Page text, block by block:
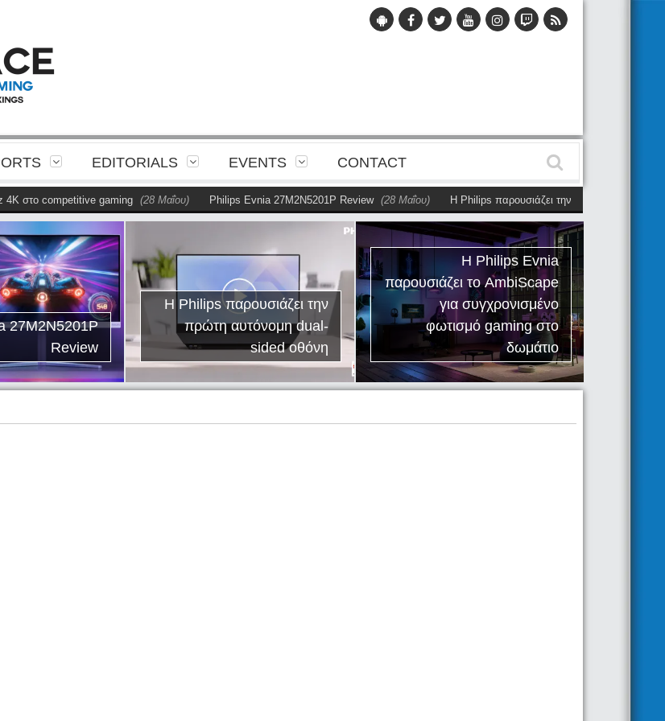
EDITORIALS EVENTS CONTACT
στο competitive gaming (28 Μαΐου) Philips Evnia 27M2N5201P Review (28 Μαΐου) Η Philips παρουσιάζει την πρώτη αυτόνομη
Review
Η Philips παρουσιάζει την
πρώτη αυτόνομη dual-
sided οθόνη
Η Philips Evnia
παρουσιάζει το AmbiScape
για συγχρονισμένο
φωτισμό gaming στο
δωμάτιο